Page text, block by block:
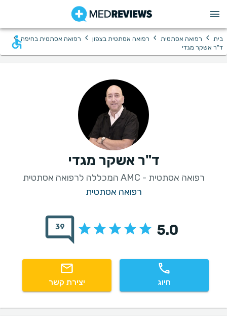
בית › רפואה אסתטית › רפואה אסתטית בצפון › רפואה אסתטית בחיפה ›
ד"ר אשקר מגדי
ד"ר אשקר מגדי
רפואה אסתטית - AMC המכללה לרפואה אסתטית
רפואה אסתטית
5.0
39
חיוג יצירת קשר